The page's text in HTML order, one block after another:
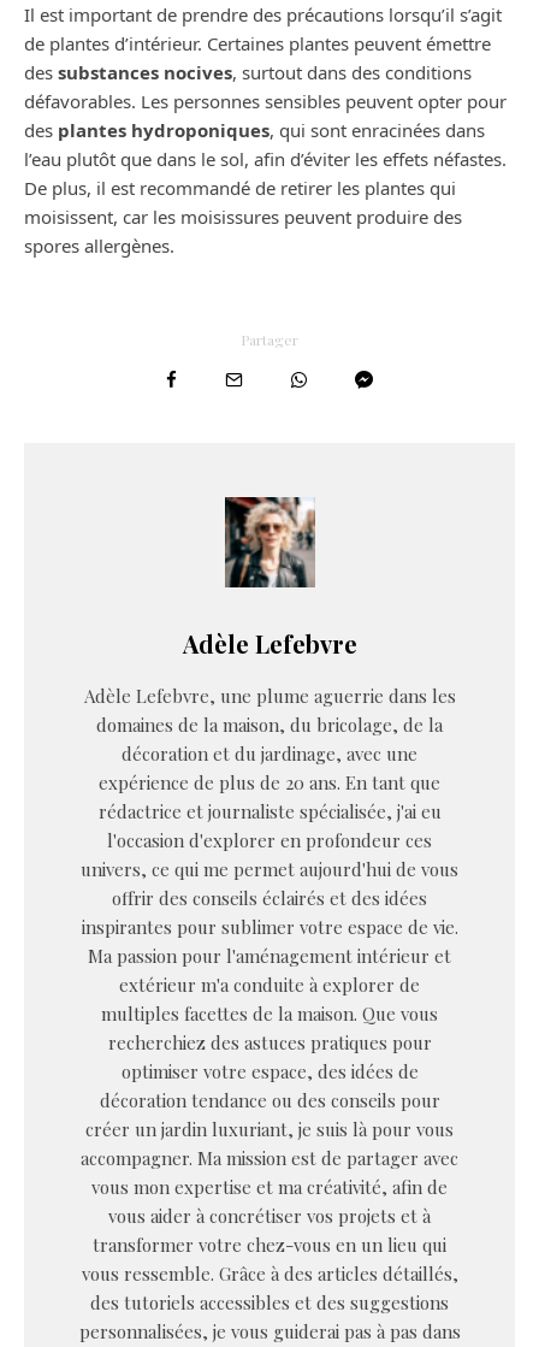
Il est important de prendre des précautions lorsqu’il s’agit
de plantes d’intérieur. Certaines plantes peuvent émettre
des substances nocives, surtout dans des conditions
défavorables. Les personnes sensibles peuvent opter pour
des plantes hydroponiques, qui sont enracinées dans
l’eau plutôt que dans le sol, afin d’éviter les effets néfastes.
De plus, il est recommandé de retirer les plantes qui
moisissent, car les moisissures peuvent produire des
spores allergènes.
Partager
Adèle Lefebvre
Adèle Lefebvre, une plume aguerrie dans les
domaines de la maison, du bricolage, de la
décoration et du jardinage, avec une
expérience de plus de 20 ans. En tant que
rédactrice et journaliste spécialisée, j'ai eu
l'occasion d'explorer en profondeur ces
univers, ce qui me permet aujourd'hui de vous
offrir des conseils éclairés et des idées
inspirantes pour sublimer votre espace de vie.
Ma passion pour l'aménagement intérieur et
extérieur m'a conduite à explorer de
multiples facettes de la maison. Que vous
recherchiez des astuces pratiques pour
optimiser votre espace, des idées de
décoration tendance ou des conseils pour
créer un jardin luxuriant, je suis là pour vous
accompagner. Ma mission est de partager avec
vous mon expertise et ma créativité, afin de
vous aider à concrétiser vos projets et à
transformer votre chez-vous en un lieu qui
vous ressemble. Grâce à des articles détaillés,
des tutoriels accessibles et des suggestions
personnalisées, je vous guiderai pas à pas dans